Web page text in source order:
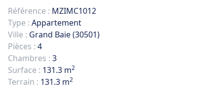
Référence : MZIMC1012
Type : Appartement
Ville : Grand Baie (30501)
Pièces : 4
Chambres : 3
Surface : 131.3 m2
Terrain : 131.3 m2